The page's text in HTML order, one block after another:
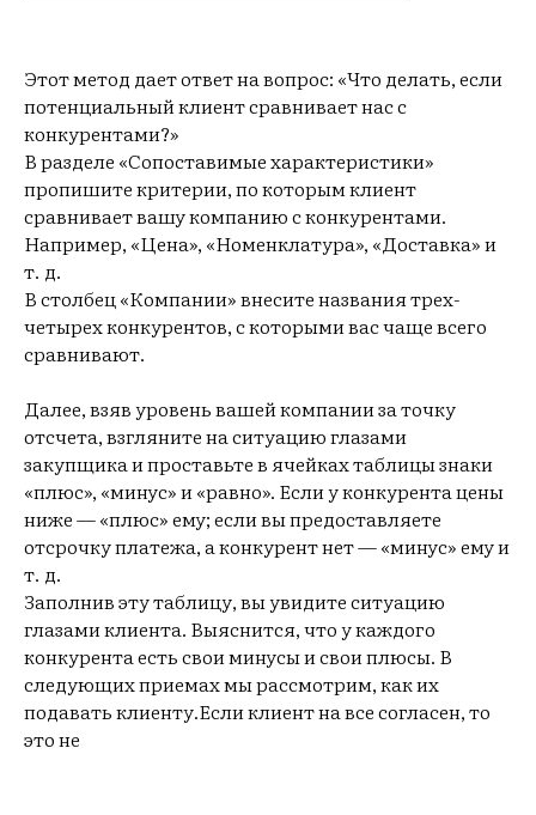
Этот метод дает ответ на вопрос: «Что делать, если
потенциальный клиент сравнивает нас с
конкурентами?»
В разделе «Сопоставимые характеристики»
пропишите критерии, по которым клиент
сравнивает вашу компанию с конкурентами.
Например, «Цена», «Номенклатура», «Доставка» и
т. д.
В столбец «Компании» внесите названия трех-
четырех конкурентов, с которыми вас чаще всего
сравнивают.
Далее, взяв уровень вашей компании за точку
отсчета, взгляните на ситуацию глазами
закупщика и проставьте в ячейках таблицы знаки
«плюс», «минус» и «равно». Если у конкурента цены
ниже — «плюс» ему; если вы предоставляете
отсрочку платежа, а конкурент нет — «минус» ему и
т. д.
Заполнив эту таблицу, вы увидите ситуацию
глазами клиента. Выяснится, что у каждого
конкурента есть свои минусы и свои плюсы. В
следующих приемах мы рассмотрим, как их
подавать клиенту.Если клиент на все согласен, то
это не